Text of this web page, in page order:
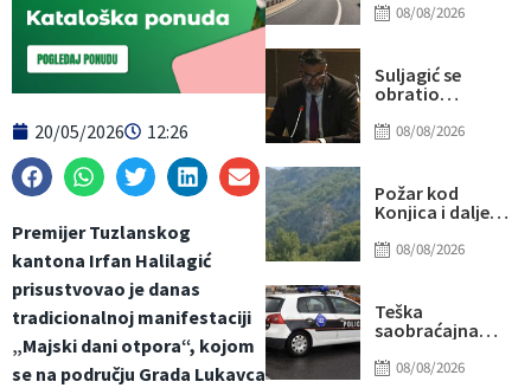
20/05/2026 12:26
Premijer Tuzlanskog
kantona Irfan Halilagić
prisustvovao je danas
tradicionalnoj manifestaciji
„Majski dani otpora“, kojom
se na području Grada Lukavca
Stoca: Više
saobraćaj
potpuno
obustavljen
08/08/2026
Suljagić se
obratio
senatorima i
pridružio
kampanji
zastrašivanja
Bošnjaka!
08/08/2026
Požar kod
Konjica i dalje
manjeg
terenu
08/08/2026
Teška
saobraćajna
Teretno vozilo
08/08/2026